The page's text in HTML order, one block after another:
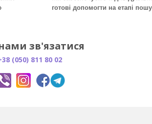
готові допомогти на етапі
зв'язатися
(050) 811 80 02